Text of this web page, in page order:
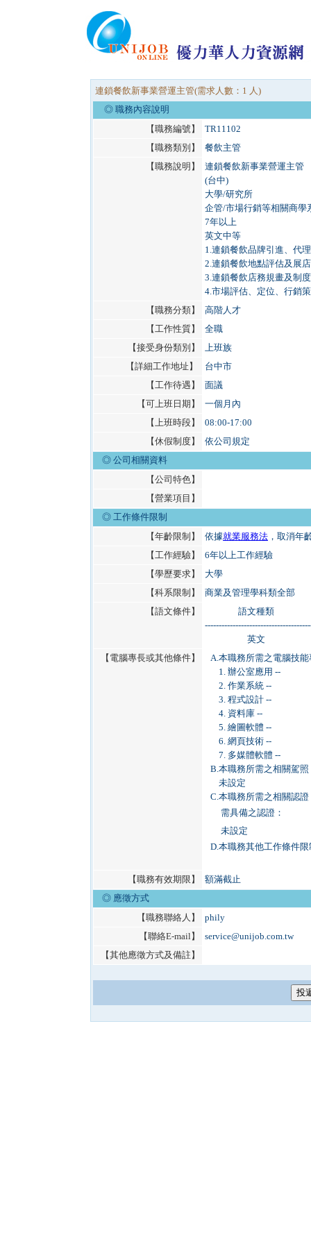
連鎖餐飲新事業營運主管(需求人數：1 人)
◎ 職務內容說明
【職務編號】
TR11102
【職務類別】
餐飲主管
【職務說明】
連鎖餐飲新事業營運主管
(台中)
大學/研究所
企管/市場行銷等相關商學
7年以上
英文中等
1.連鎖餐飲品牌引進、代
2.連鎖餐飲地點評估及展
3.連鎖餐飲店務規畫及制
4.市場評估、定位、行銷
【職務分類】
高階人才
【工作性質】
全職
【接受身份類別】
上班族
【詳細工作地址】
台中市
【工作待遇】
面議
【可上班日期】
一個月內
【上班時段】
08:00-17:00
【休假制度】
依公司規定
◎ 公司相關資料
【公司特色】
【營業項目】
◎ 工作條件限制
【年齡限制】
依據就業服務法 ，取消年
【工作經驗】
6年以上工作經驗
【學歷要求】
大學
【科系限制】
商業及管理學科類全部
【語文條件】
語文種類
英文
【電腦專長或其他條件】
A.本職務所需之電腦技能
1. 辦公室應用 --
2. 作業系統 --
3. 程式設計 --
4. 資料庫 --
5. 繪圖軟體 --
6. 網頁技術 --
7. 多媒體軟體 --
B.本職務所需之相關駕照
未設定
C.本職務所需之相關認證
需具備之認證：
未設定
D.本職務其他工作條件限
【職務有效期限】
額滿截止
◎ 應徵方式
【職務聯絡人】
phily
【聯絡E-mail】
service@unijob.com.tw
【其他應徵方式及備註】